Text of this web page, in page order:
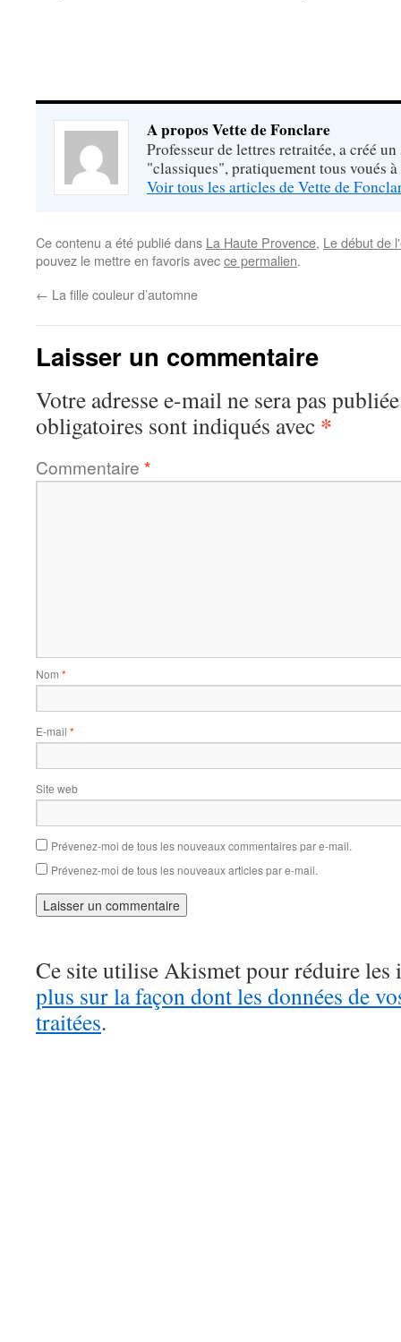
A propos Vette de Fonclare
Professeur de lettres retraitée, a créé
"classiques", pratiquement tous voués
Voir tous les articles de Vette de
Ce contenu a été publié dans La Haute Provence, Le début de
pouvez le mettre en favoris avecce permalien.
← La fille couleur d’automne
Laisser un commentaire
Votre adresse e-mail ne sera pas
obligatoires sont indiqués avec *
Commentaire *
Nom *
E-mail *
Site web
Prévenez-moi de tous les nouveaux commentaires par e-mail.
Prévenez-moi de tous les nouveaux articles par e-mail.
Ce site utilise Akismet pour réduire les
plus sur la façon dont les données de
traitées.